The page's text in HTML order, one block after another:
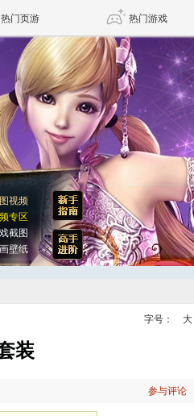
热门页游 热门游戏
魔兽 DNF
天堂 剑网3旗舰版 新天龙八部
王权与自由 诛仙世界 新仙侠5
视频
专区
截图
壁纸
字号： 大
装
参与评论